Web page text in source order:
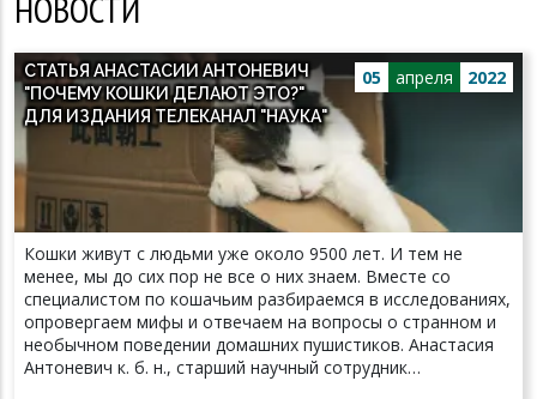
05 апреля 2022
СТАТЬЯ АНАСТАСИИ АНТОНЕВИЧ
"ПОЧЕМУ КОШКИ ДЕЛАЮТ ЭТО?"
ДЛЯ ИЗДАНИЯ ТЕЛЕКАНАЛ "НАУКА"
Кошки живут с людьми уже около 9500 лет. И тем не
менее, мы до сих пор не все о них знаем. Вместе со
специалистом по кошачьим разбираемся в исследованиях,
опровергаем мифы и отвечаем на вопросы о странном и
необычном поведении домашних пушистиков. Анастасия
Антоневич к. б. н., старший научный сотрудник